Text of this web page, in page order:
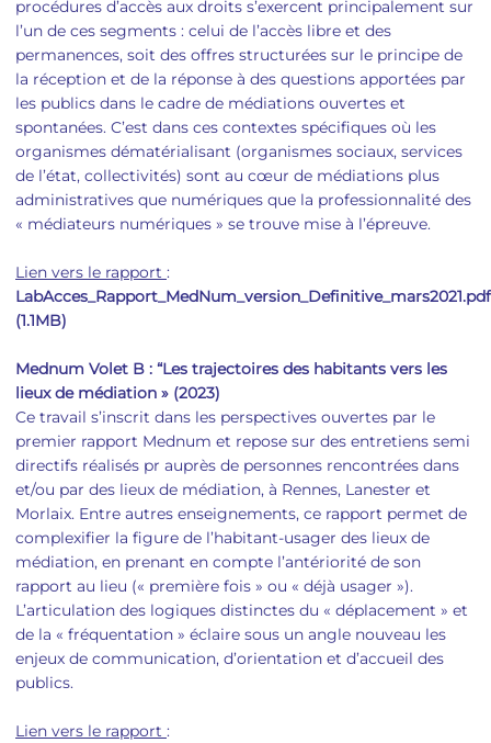
procédures d’accès aux droits s’exercent principalement sur
l’un de ces segments : celui de l’accès libre et des
permanences, soit des offres structurées sur le principe de
la réception et de la réponse à des questions apportées par
les publics dans le cadre de médiations ouvertes et
spontanées. C’est dans ces contextes spécifiques où les
organismes dématérialisant (organismes sociaux, services
de l’état, collectivités) sont au cœur de médiations plus
administratives que numériques que la professionnalité des
« médiateurs numériques » se trouve mise à l’épreuve.
Lien vers le rapport :
LabAcces_Rapport_MedNum_version_Definitive_mars2021.pdf
(1.1MB)
Mednum Volet B : “Les trajectoires des habitants vers les
lieux de médiation » (2023)
Ce travail s’inscrit dans les perspectives ouvertes par le
premier rapport Mednum et repose sur des entretiens semi
directifs réalisés pr auprès de personnes rencontrées dans
et/ou par des lieux de médiation, à Rennes, Lanester et
Morlaix. Entre autres enseignements, ce rapport permet de
complexifier la figure de l’habitant-usager des lieux de
médiation, en prenant en compte l’antériorité de son
rapport au lieu (« première fois » ou « déjà usager »).
L’articulation des logiques distinctes du « déplacement » et
de la « fréquentation » éclaire sous un angle nouveau les
enjeux de communication, d’orientation et d’accueil des
publics.
Lien vers le rapport :